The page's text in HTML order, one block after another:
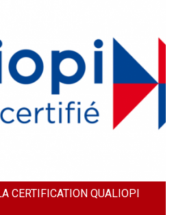
CERTIFICATION QUALIOPI